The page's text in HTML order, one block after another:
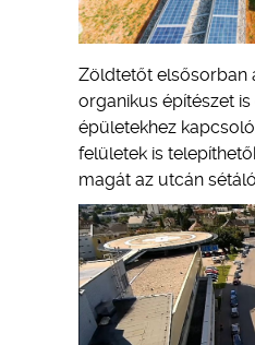
Zöldtetőt elsősorban
organikus építészet
épületekhez
felületek is
magát az utcán